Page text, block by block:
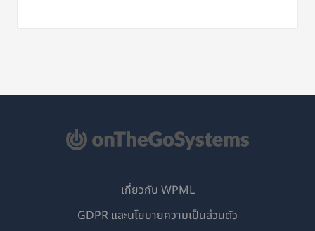
เกี่ยวกับ WPML
GDPR และนโยบายความเป็นส่วนตัว